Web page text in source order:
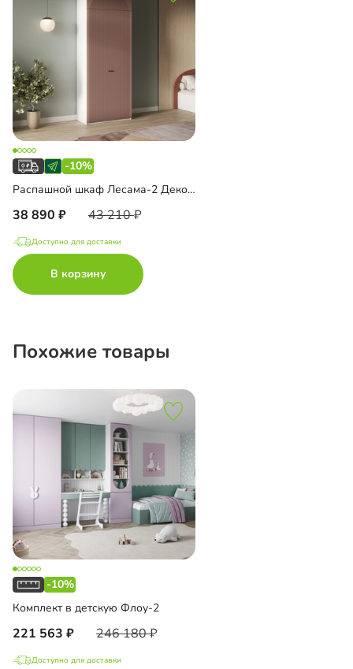
-10%
Распашной шкаф Лесама-2 Декор 4 с антресолью
38 890 43 210
Доступно для доставки
В корзину
Похожие товары
-10%
Комплект в детскую Флоу-2
221 563 246 180
Доступно для доставки